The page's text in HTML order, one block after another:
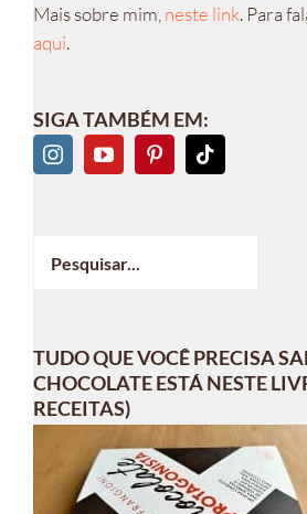
Mais sobre mim, neste link. Para
aqui.
SIGA TAMBÉM EM:
resultados
TUDO QUE VOCÊ PRECISA
CHOCOLATE ESTÁ NESTE
RECEITAS)